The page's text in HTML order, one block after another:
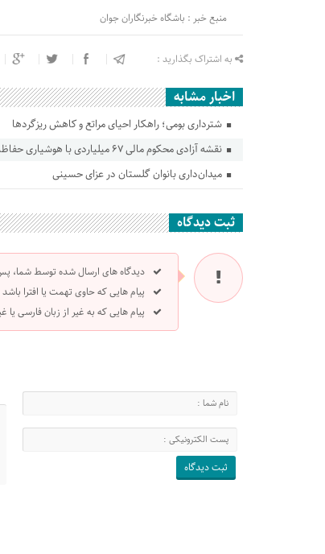
منبع خبر : باشگاه خبرنگاران جوان
به اشتراک بگذارید :
اخبار مشابه
شترداری بومی؛ راهکار احیای مراتع و کاهش ریزگردها
نقشه آزادی محکوم مالی ۶۷ میلیاردی با هوشیاری حفاظت دادگستری گلستان ناکام ماند
میدان‌داری بانوان گلستان در عزای حسینی
ثبت دیدگاه
دیدگاه های ارسال شده توسط شما،
پیام هایی که حاوی تهمت یا افترا
پیام هایی که به غیر از زبان فارسی